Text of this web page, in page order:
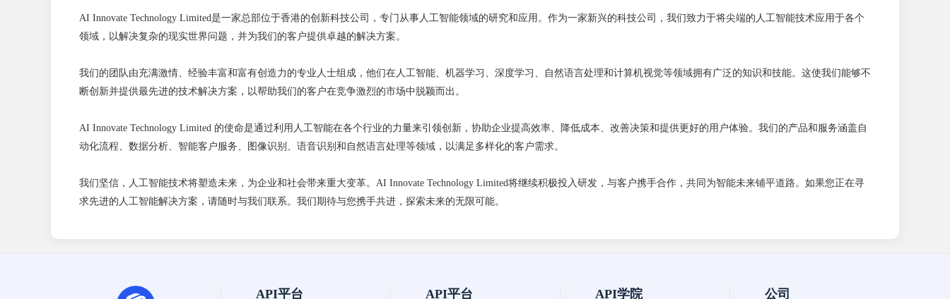
AI Innovate Technology Limited是一家总部位于香港的创新科技公司，专门从事人工智能领域的研究和应用。作为一家新兴的科技公司，我们致力于将尖端的人工智能技术应用于各个
领域，以解决复杂的现实世界问题，并为我们的客户提供卓越的解决方案。
我们的团队由充满激情、经验丰富和富有创造力的专业人士组成，他们在人工智能、机器学习、深度学习、自然语言处理和计算机视觉等领域拥有广泛的知识和技能。这使我们能够不
断创新并提供最先进的技术解决方案，以帮助我们的客户在竞争激烈的市场中脱颖而出。
AI Innovate Technology Limited 的使命是通过利用人工智能在各个行业的力量来引领创新，协助企业提高效率、降低成本、改善决策和提供更好的用户体验。我们的产品和服务涵盖自
动化流程、数据分析、智能客户服务、图像识别、语音识别和自然语言处理等领域，以满足多样化的客户需求。
我们坚信，人工智能技术将塑造未来，为企业和社会带来重大变革。AI Innovate Technology Limited将继续积极投入研发，与客户携手合作，共同为智能未来铺平道路。如果您正在寻
求先进的人工智能解决方案，请随时与我们联系。我们期待与您携手共进，探索未来的无限可能。
API平台 API平台 API学院 公司